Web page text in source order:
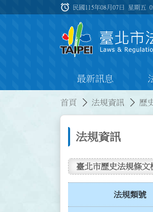
:::
alarm 民國115年08月07日 星期五
最新訊息
首頁 法規資訊 歷
法規資訊
臺北市歷史法規條文
法規類號